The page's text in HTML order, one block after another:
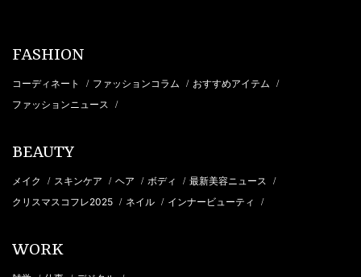
FASHION
コーディネート / ファッションコラム / おすすめアイテム /
ファッションニュース /
BEAUTY
メイク / スキンケア / ヘア / ボディ / 最新美容ニュース /
クリスマスコフレ2025 / ネイル / インナービューティ /
WORK